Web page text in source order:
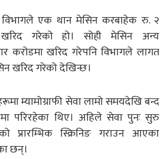
विभागले एक थान मेसिन करबाहेक रु. २
गरेको हो। सोही मेसिन अन्य
करोडमा खरिद गरेपनि विभागले लागत
खरिद गरेको देखिन्छ।
म्यामोग्राफी सेवा लामो समयदेखि बन्द
परिरहेका थिए। अहिले सेवा पुनः सुरु
प्रारम्भिक स्क्रिनिङ गराउन आएका
छन्।